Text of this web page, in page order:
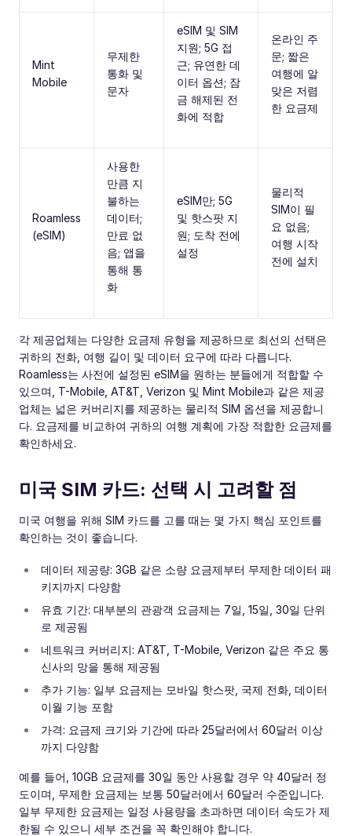
Mint
Mobile
무제한
통화 및
문자
eSIM 및 SIM
지원; 5G 접
근; 유연한 데
이터 옵션; 잠
금 해제된 전
화에 적합
온라인 주
문; 짧은
여행에 알
맞은 저렴
한 요금제
Roamless
(eSIM)
사용한
만큼 지
불하는
데이터;
만료 없
음; 앱을
통해 통
화
eSIM만; 5G
및 핫스팟 지
원; 도착 전에
설정
물리적
SIM이 필
요 없음;
여행 시작
전에 설치
각 제공업체는 다양한 요금제 유형을 제공하므로 최선의 선택은
귀하의 전화, 여행 길이 및 데이터 요구에 따라 다릅니다.
Roamless는 사전에 설정된 eSIM을 원하는 분들에게 적합할 수
있으며, T-Mobile, AT&T, Verizon 및 Mint Mobile과 같은 제공
업체는 넓은 커버리지를 제공하는 물리적 SIM 옵션을 제공합니
다. 요금제를 비교하여 귀하의 여행 계획에 가장 적합한 요금제를
확인하세요.
미국 SIM 카드: 선택 시 고려할 점
미국 여행을 위해 SIM 카드를 고를 때는 몇 가지 핵심 포인트를
확인하는 것이 좋습니다.
데이터 제공량: 3GB 같은 소량 요금제부터 무제한 데이터 패
키지까지 다양함
유효 기간: 대부분의 관광객 요금제는 7일, 15일, 30일 단위
로 제공됨
네트워크 커버리지: AT&T, T-Mobile, Verizon 같은 주요 통
신사의 망을 통해 제공됨
추가 기능: 일부 요금제는 모바일 핫스팟, 국제 전화, 데이터
이월 기능 포함
가격: 요금제 크기와 기간에 따라 25달러에서 60달러 이상
까지 다양함
예를 들어, 10GB 요금제를 30일 동안 사용할 경우 약 40달러 정
도이며, 무제한 요금제는 보통 50달러에서 60달러 수준입니다.
일부 무제한 요금제는 일정 사용량을 초과하면 데이터 속도가 제
한될 수 있으니 세부 조건을 꼭 확인해야 합니다.